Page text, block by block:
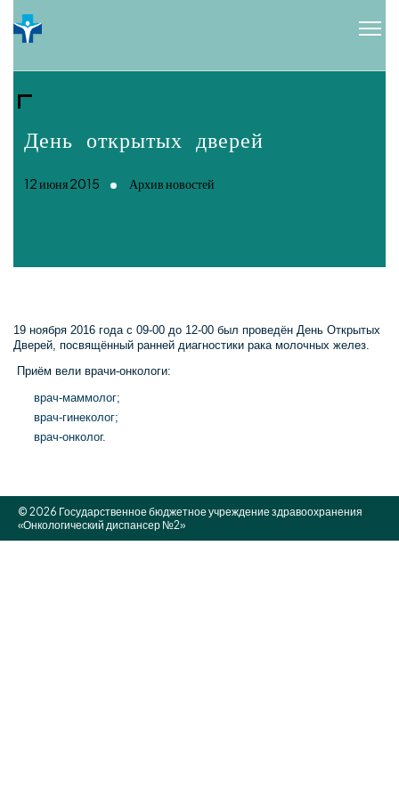
День открытых дверей
12 июня 2015 Архив новостей
19 ноября 2016 года с 09-00 до 12-00 был проведён День Открытых
Дверей, посвящённый ранней диагностики рака молочных желез.
Приём вели врачи-онкологи:
врач-маммолог;
врач-гинеколог;
врач-онколог.
© 2026 Государственное бюджетное учреждение здравоохранения
«Онкологический диспансер №2»